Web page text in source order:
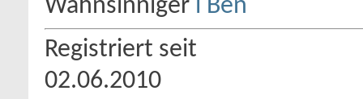
Wahnsinniger
Registriert seit
02.06.2010